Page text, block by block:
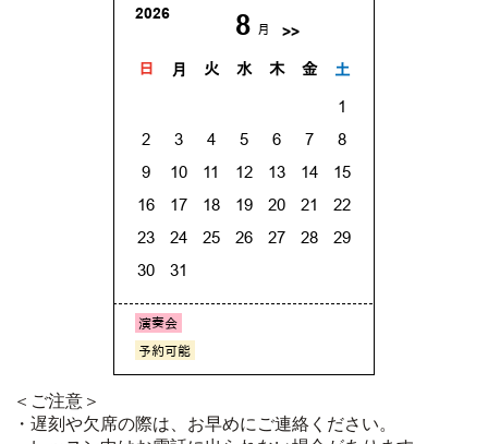
＜ご注意＞
・遅刻や欠席の際は、お早めにご連絡ください。